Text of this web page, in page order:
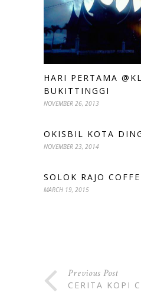
HARI PERTAMA
BUKITTINGGI
NOVEMBER 26, 2013
OKISBIL KOTA
NOVEMBER 23, 2014
SOLOK RAJO
MARCH 19, 2015
Previous Post
CERITA KOPI